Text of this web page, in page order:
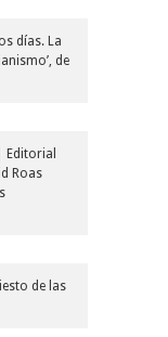
días. La
de
Editorial
Roas
de las